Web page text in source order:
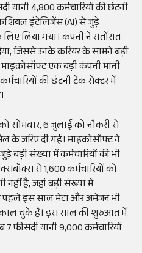
यानी 4,800 कर्मचारियों की छंटनी
इंटेलिजेंस (AI) से जुड़े
लिया गया। कंपनी ने रातोंरात
जिससे उनके करियर के सामने बड़ी
एक बड़ी कंपनी मानी
की छंटनी टेक सेक्टर में
सोमवार, 6 जुलाई को नौकरी से
के जरिए दी गई। माइक्रोसॉफ्ट ने
बड़ी संख्या में कर्मचारियों की भी
से 1,600 कर्मचारियों को
है, जहां बड़ी संख्या में
पहले इस साल मेटा और अमेजन भी
चुके हैं। इस साल की शुरुआत में
फीसदी यानी 9,000 कर्मचारियों